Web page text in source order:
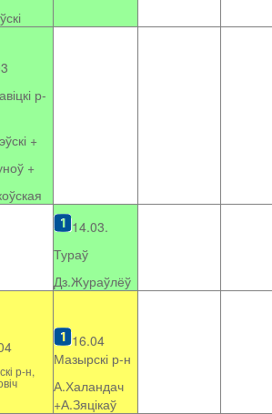
р-
+
+
14.03.
Тураў
Дз.Жураўлёў
р-н,
16.04
Мазырскі р-н
А.Халандач
+А.Зяцікаў